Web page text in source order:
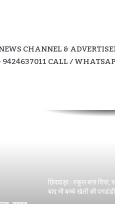
CHANNEL &
CALL /
छिंदवाड़ा: SAK नर्सिंग
घोड़े पर सवार हुए निगम
कार्यकर्ताओं ने मनाया